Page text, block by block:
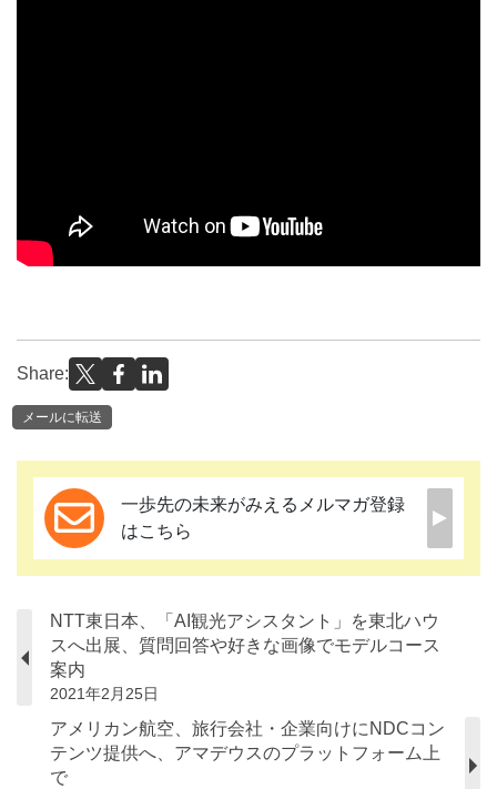
Share:
メールに転送
一歩先の未来がみえるメルマガ登録
はこちら
NTT東日本、「AI観光アシスタント」を東北ハウ
スへ出展、質問回答や好きな画像でモデルコース
案内
2021年2月25日
アメリカン航空、旅行会社・企業向けにNDCコン
テンツ提供へ、アマデウスのプラットフォーム上
で